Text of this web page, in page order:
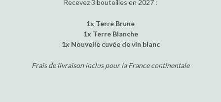
Recevez 3 bouteilles en 2027 :
1x Terre Brune
1x Terre Blanche
1x Nouvelle cuvée de vin blanc
Frais de livraison inclus pour la France continentale